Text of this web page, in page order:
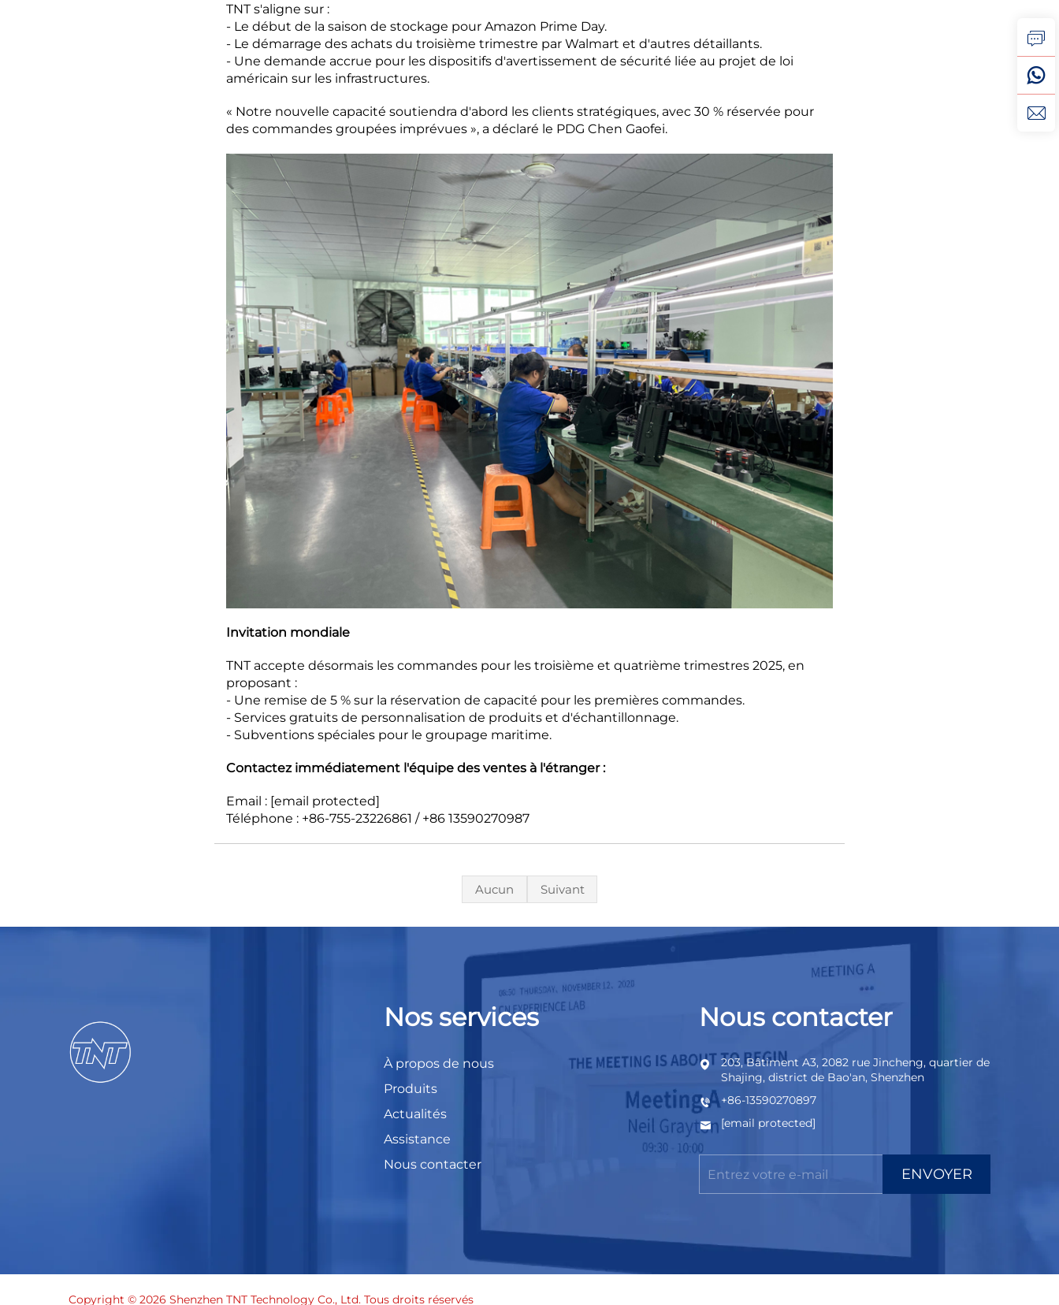
TNT s'aligne sur :
- Le début de la saison de stockage pour Amazon Prime Day.
- Le démarrage des achats du troisième trimestre par Walmart et d'autres détaillants.
- Une demande accrue pour les dispositifs d'avertissement de sécurité liée au projet de loi
américain sur les infrastructures.
« Notre nouvelle capacité soutiendra d'abord les clients stratégiques, avec 30 % réservée pour
des commandes groupées imprévues », a déclaré le PDG Chen Gaofei.
Invitation mondiale
TNT accepte désormais les commandes pour les troisième et quatrième trimestres 2025, en
proposant :
- Une remise de 5 % sur la réservation de capacité pour les premières commandes.
- Services gratuits de personnalisation de produits et d'échantillonnage.
- Subventions spéciales pour le groupage maritime.
Contactez immédiatement l'équipe des ventes à l'étranger :
Email : [email protected]
Téléphone : +86-755-23226861 / +86 13590270987
Aucun Suivant
Nos services
À propos de nous
Produits
Actualités
Assistance
Nous contacter
Nous contacter
203, Bâtiment A3, 2082 rue Jincheng, quartier de
Shajing, district de Bao'an, Shenzhen
+86-13590270897
[email protected]
ENVOYER
Copyright © 2026 Shenzhen TNT Technology Co., Ltd. Tous droits réservés